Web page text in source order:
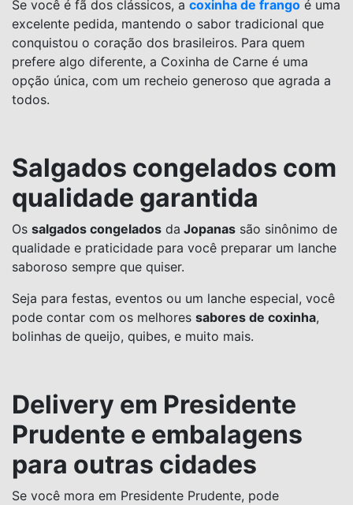
Se você é fã dos clássicos, a coxinha de frango é uma
excelente pedida, mantendo o sabor tradicional que
conquistou o coração dos brasileiros. Para quem
prefere algo diferente, a Coxinha de Carne é uma
opção única, com um recheio generoso que agrada a
todos.
Salgados congelados com
qualidade garantida
Os salgados congelados da Jopanas são sinônimo de
qualidade e praticidade para você preparar um lanche
saboroso sempre que quiser.
Seja para festas, eventos ou um lanche especial, você
pode contar com os melhores sabores de coxinha,
bolinhas de queijo, quibes, e muito mais.
Delivery em Presidente
Prudente e embalagens
para outras cidades
Se você mora em Presidente Prudente, pode